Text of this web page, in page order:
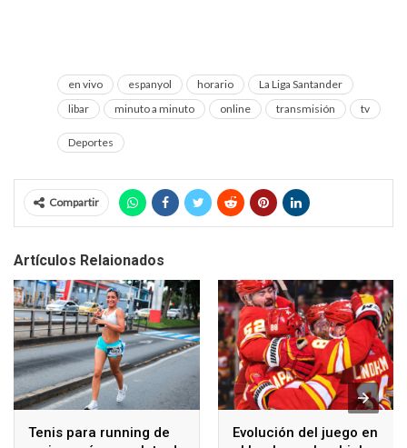
en vivo espanyol horario
La Liga Santander
libar
minuto a minuto online transmisión tv
Deportes
Compartir
Artículos Relaionados
Tenis para running de
Evolución del juego en